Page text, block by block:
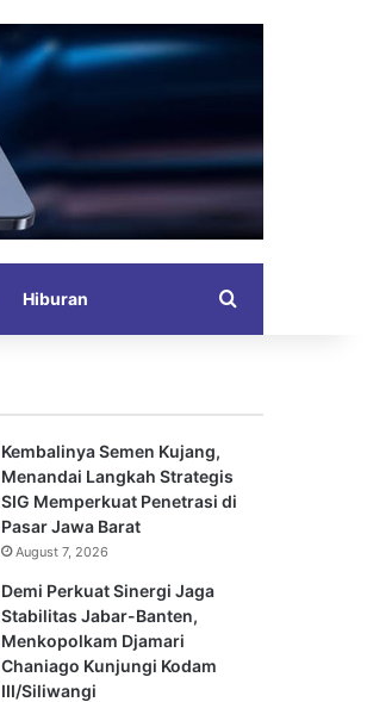
Hiburan
Kembalinya Semen Kujang,
Menandai Langkah Strategis
SIG Memperkuat Penetrasi di
Pasar Jawa Barat
August 7, 2026
Demi Perkuat Sinergi Jaga
Stabilitas Jabar-Banten,
Menkopolkam Djamari
Chaniago Kunjungi Kodam
III/Siliwangi